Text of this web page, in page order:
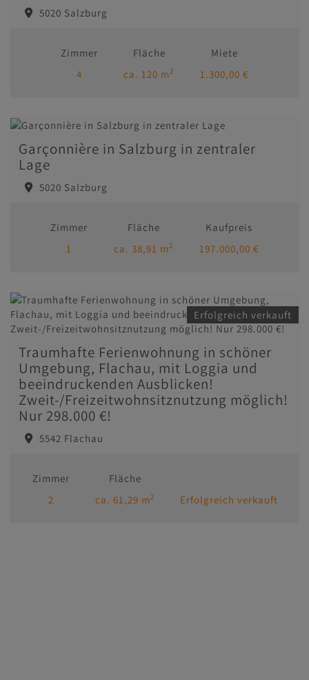
5020 Salzburg
Zimmer
4
Fläche
ca. 120 m2
Miete
1.300,00 €
Garçonnière in Salzburg in zentraler
Lage
5020 Salzburg
Zimmer
1
Fläche
ca. 38,91 m2
Kaufpreis
197.000,00 €
Erfolgreich verkauft
Traumhafte Ferienwohnung in schöner
Umgebung, Flachau, mit Loggia und
beeindruckenden Ausblicken!
Zweit-/Freizeitwohnsitznutzung möglich!
Nur 298.000 €!
5542 Flachau
Zimmer
2
Fläche
ca. 61,29 m2 Erfolgreich verkauft